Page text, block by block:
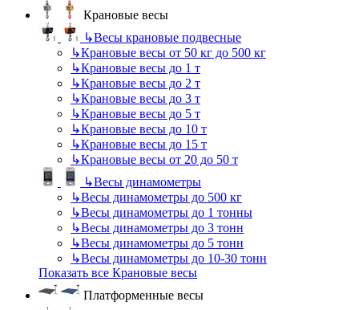
Крановые весы
↳Весы крановые подвесные
↳Крановые весы от 50 кг до 500 кг
↳Крановые весы до 1 т
↳Крановые весы до 2 т
↳Крановые весы до 3 т
↳Крановые весы до 5 т
↳Крановые весы до 10 т
↳Крановые весы до 15 т
↳Крановые весы от 20 до 50 т
↳Весы динамометры
↳Весы динамометры до 500 кг
↳Весы динамометры до 1 тонны
↳Весы динамометры до 3 тонн
↳Весы динамометры до 5 тонн
↳Весы динамометры до 10-30 тонн
Показать все Крановые весы
Платформенные весы